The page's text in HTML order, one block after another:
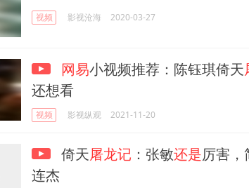
视频 影视沧海 2020-03-27
网易小视频推荐：陈钰琪倚天
还想看
视频 影视纵观 2021-11-20
倚天屠龙记 ：张敏还是厉害，
连杰